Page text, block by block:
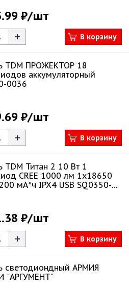
₽/шт
В корзину
TDM ПРОЖЕКТОР 18
аккумуляторный
0036
₽/шт
В корзину
TDM Титан 2 10 Вт 1
CREE 1000 лм 1х18650
USB SQ0350-
₽/шт
В корзину
светодиондный АРМИЯ
"АРГУМЕНТ"